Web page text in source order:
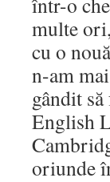
multe
cu o
n-am
gândit
English
oriunde